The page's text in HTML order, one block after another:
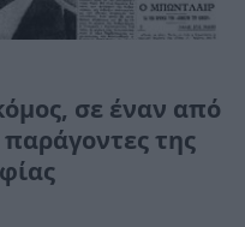
σε έναν από
της